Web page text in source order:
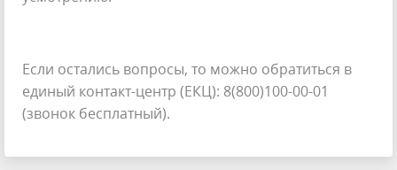
Если остались вопросы, то можно обратиться в
единый контакт-центр (ЕКЦ): 8(800)100-00-01
(звонок бесплатный).